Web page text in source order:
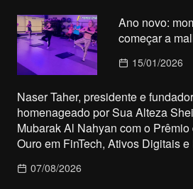
Ano novo:
começar a
15/01/2026
Naser Taher, presidente e
homenageado por Sua Alteza
Mubarak Al Nahyan com o
Ouro em FinTech, Ativos Digitais
07/08/2026